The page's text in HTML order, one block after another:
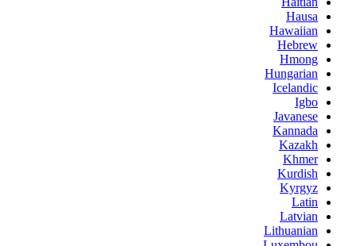
Hausa
Hawaiian
Hebrew
Hmong
Hungarian
Icelandic
Igbo
Javanese
Kannada
Kazakh
Khmer
Kurdish
Kyrgyz
Latin
Latvian
Lithuanian